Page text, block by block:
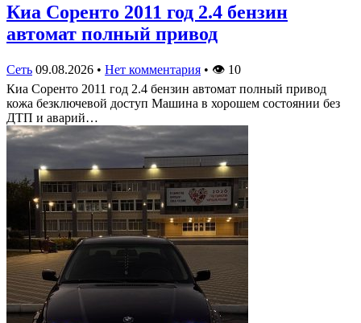
Киа Соренто 2011 год 2.4 бензин
автомат полный привод
Сеть 09.08.2026 • Нет комментария • 👁 10
Киа Соренто 2011 год 2.4 бензин автомат полный привод
кожа безключевой доступ Машина в хорошем состоянии без
ДТП и аварий…